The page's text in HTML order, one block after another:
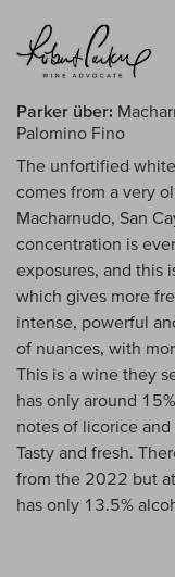
Parker über:
Palomino Fino
The unfortified
comes from a very
Macharnudo, San
concentration is
exposures, and this
which gives more
intense, powerful
of nuances, with
This is a wine they
has only around
notes of licorice and
Tasty and fresh.
from the 2022 but
has only 13.5%